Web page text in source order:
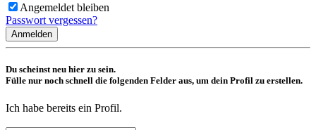
Angemeldet bleiben
Passwort vergessen?
Anmelden
Du scheinst neu hier zu sein.
Fülle nur noch schnell die folgenden Felder aus, um dein Profil zu erstellen.
Ich habe bereits ein Profil.